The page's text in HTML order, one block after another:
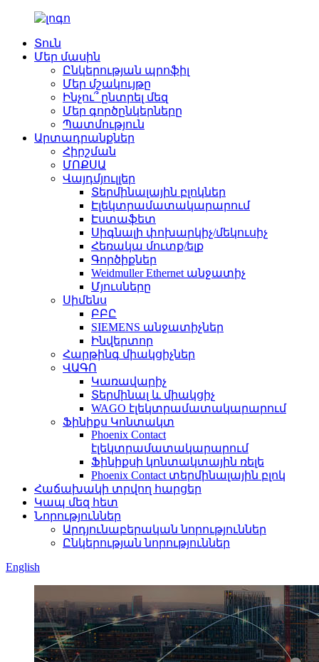
Տուն
Մեր մասին
Ընկերության պրոֆիլ
Մեր մշակույթը
Ինչու՞ ընտրել մեզ
Մեր գործընկերները
Պատմություն
Արտադրանքներ
Հիրշման
ՄՈՔՍԱ
Վայդմյուլլեր
Տերմինալային բլոկներ
Էլեկտրամատակարարում
Էստաֆետ
Սիգնալի փոխարկիչ/մեկուսիչ
Հեռակա մուտք/ելք
Գործիքներ
Weidmuller Ethernet անջատիչ
Մյուսները
Սիմենս
ԲԲԸ
SIEMENS անջատիչներ
Ինվերտոր
Հարթինգ միակցիչներ
ՎԱԳՈ
Կառավարիչ
Տերմինալ և միակցիչ
WAGO էլեկտրամատակարարում
Ֆինիքս Կոնտակտ
Phoenix Contact
էլեկտրամատակարարում
Ֆինիքսի կոնտակտային ռելե
Phoenix Contact տերմինալային բլոկ
Հաճախակի տրվող հարցեր
Կապ մեզ հետ
Նորություններ
Արդյունաբերական նորություններ
Ընկերության նորություններ
English